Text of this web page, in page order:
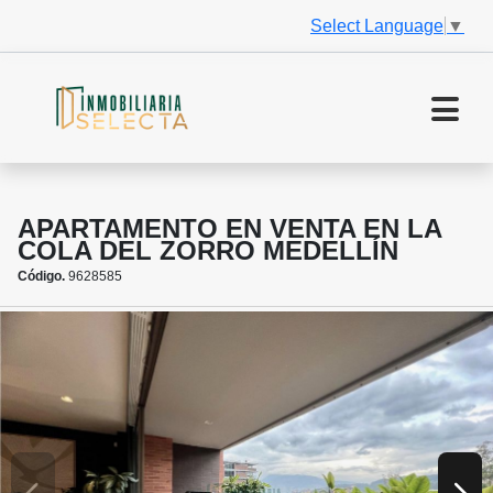
Select Language ▼
APARTAMENTO EN VENTA EN LA
COLA DEL ZORRO MEDELLÍN
Código. 9628585